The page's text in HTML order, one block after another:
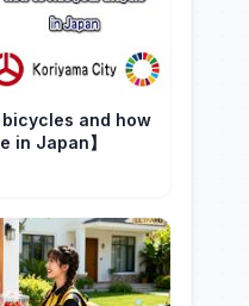
bicycles and how
in Japan】